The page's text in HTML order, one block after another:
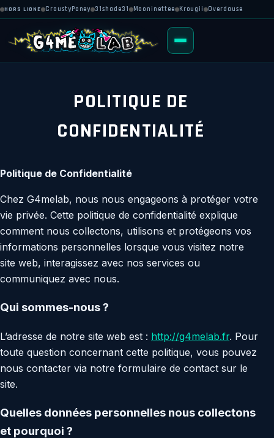
HORS LIGNE CroustyPoney 31shade31 Mooninettee Krougii Overdause
POLITIQUE DE
CONFIDENTIALITÉ
Politique de Confidentialité
Chez G4melab, nous nous engageons à protéger votre
vie privée. Cette politique de confidentialité explique
comment nous collectons, utilisons et protégeons vos
informations personnelles lorsque vous visitez notre
site web, interagissez avec nos services ou
communiquez avec nous.
Qui sommes-nous ?
L’adresse de notre site web est : http://g4melab.fr. Pour
toute question concernant cette politique, vous pouvez
nous contacter via notre formulaire de contact sur le
site.
Quelles données personnelles nous collectons
et pourquoi ?